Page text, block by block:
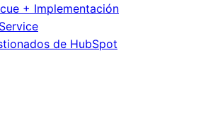
+ Implementación
de HubSpot